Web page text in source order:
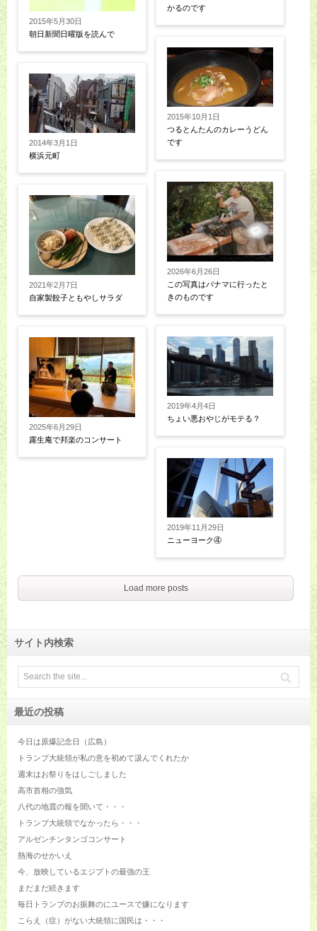
2015年5月30日
朝日新聞日曜版を読んで
2014年3月1日
横浜元町
2021年2月7日
自家製餃子ともやしサラダ
2025年6月29日
露生庵で邦楽のコンサート
かるのです
2015年10月1日
つるとんたんのカレーうどん
です
2026年6月26日
この写真はパナマに行ったと
きのものです
2019年4月4日
ちょい悪おやじがモテる？
2019年11月29日
ニューヨーク④
Load more posts
サイト内検索
最近の投稿
今日は原爆記念日（広島）
トランプ大統領が私の意を初めて汲んでくれたか
週末はお祭りをはしごしました
高市首相の強気
八代の地震の報を聞いて・・・
トランプ大統領でなかったら・・・
アルゼンチンタンゴコンサート
熱海のせかいえ
今、放映しているエジプトの最強の王
まだまだ続きます
毎日トランプのお振舞のにユースで嫌になります
こらえ（症）がない大統領に国民は・・・